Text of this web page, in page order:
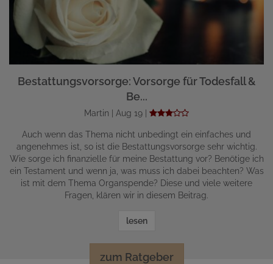
Bestattungsvorsorge: Vorsorge für Todesfall &
Be...
Martin | Aug 19 |
Auch wenn das Thema nicht unbedingt ein einfaches und
angenehmes ist, so ist die Bestattungsvorsorge sehr wichtig.
Wie sorge ich finanzielle für meine Bestattung vor? Benötige ich
ein Testament und wenn ja, was muss ich dabei beachten? Was
ist mit dem Thema Organspende? Diese und viele weitere
Fragen, klären wir in diesem Beitrag.
lesen
zum Ratgeber